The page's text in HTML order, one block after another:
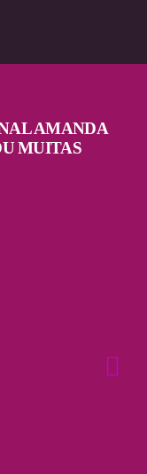
AMANDA
MUITAS